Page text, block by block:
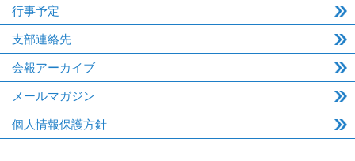
行事予定
支部連絡先
会報アーカイブ
メールマガジン
個人情報保護方針